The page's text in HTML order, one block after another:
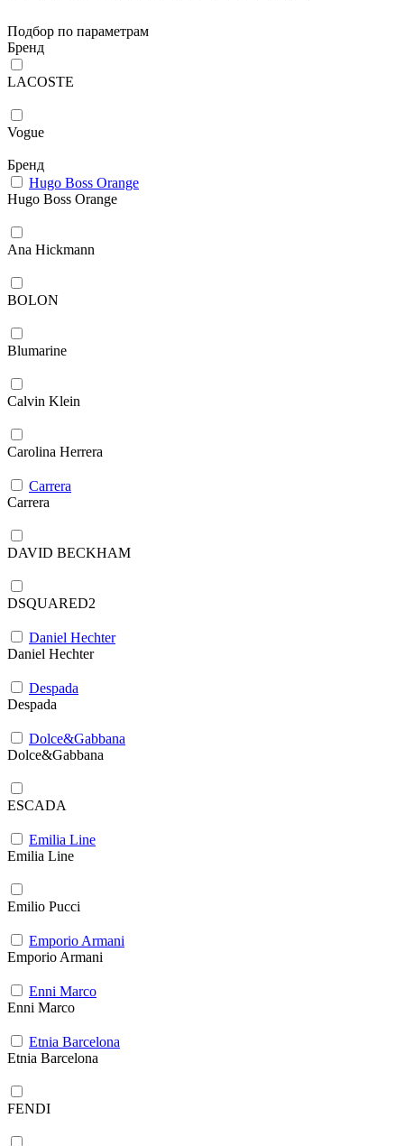
Подбор по параметрам
Бренд
LACOSTE
Vogue
Бренд
Hugo Boss Orange
Hugo Boss Orange
Ana Hickmann
BOLON
Blumarine
Calvin Klein
Carolina Herrera
Carrera
Carrera
DAVID BECKHAM
DSQUARED2
Daniel Hechter
Daniel Hechter
Despada
Despada
Dolce&Gabbana
Dolce&Gabbana
ESCADA
Emilia Line
Emilia Line
Emilio Pucci
Emporio Armani
Emporio Armani
Enni Marco
Enni Marco
Etnia Barcelona
Etnia Barcelona
FENDI